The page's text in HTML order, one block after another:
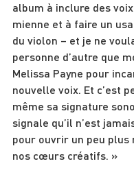
album à inclure des
mienne et à faire un
du violon – et je ne
personne d’autre que
Melissa Payne pour
nouvelle voix. Et c’est
même sa signature
signale qu’il n’est
pour ouvrir un peu plus
nos cœurs créatifs. »